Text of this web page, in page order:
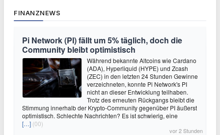
FINANZNEWS
Pi Network (PI) fällt um 5% täglich, doch die
Community bleibt optimistisch
Während bekannte Altcoins wie Cardano
(ADA), Hyperliquid (HYPE) und Zcash
(ZEC) in den letzten 24 Stunden Gewinne
verzeichneten, konnte Pi Network's PI
nicht an dieser Entwicklung teilhaben.
Trotz des erneuten Rückgangs bleibt die
Stimmung innerhalb der Krypto-Community gegenüber PI äußerst
optimistisch. Schlechte Nachrichten? Es ist schwierig, eine
[…] (00)
vor 2 Stunden